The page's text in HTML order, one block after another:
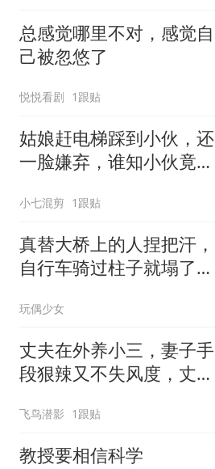
总感觉哪里不对，感觉自
己被忽悠了
悦悦看剧 1跟贴
姑娘赶电梯踩到小伙，还
一脸嫌弃，谁知小伙竟是
小七混剪 1跟贴
真替大桥上的人捏把汗，
自行车骑过柱子就塌了，
玩偶少女
丈夫在外养小三，妻子手
段狠辣又不失风度，丈夫
飞鸟潜影 1跟贴
教授要相信科学